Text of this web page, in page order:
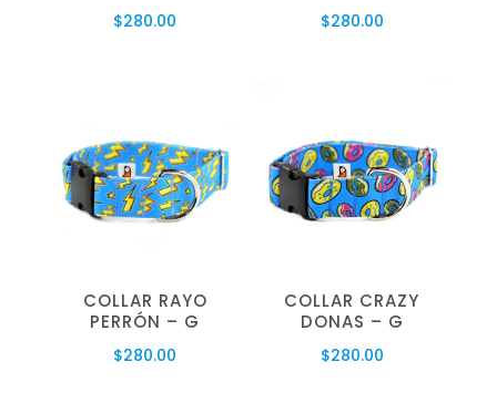
$280.00 $280.00
COLLAR RAYO
PERRÓN – G
$280.00
COLLAR CRAZY
DONAS – G
$280.00